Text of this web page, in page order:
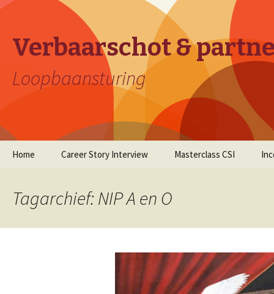
Verbaarschot &
Loopbaansturing
springen
Home Career Story Interview Masterclass CSI
Tagarchief: NIP A en O